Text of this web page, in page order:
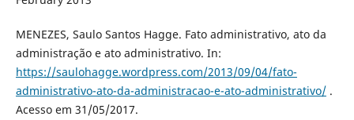
MENEZES, Saulo Santos Hagge. Fato administrativo, ato da
administração e ato administrativo. In:
https://saulohagge.wordpress.com/2013/09/04/fato-
administrativo-ato-da-administracao-e-ato-administrativo/.
Acesso em 31/05/2017.